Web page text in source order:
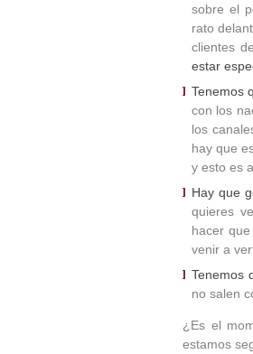
sobre el
rato
clientes
estar
Tenemos
con los
los
hay que
y esto es
Hay que
quieres
hacer
venir a
Tenemos
no salen
¿Es el
estamos